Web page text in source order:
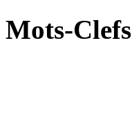
Mots-Clefs